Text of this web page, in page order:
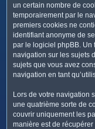
un certain nombre de
temporairement par le
premiers cookies ne
identifiant anonyme de
par le logiciel phpBB. Un
navigation sur les sujets
sujets que vous avez
navigation en tant
Lors de votre navigation
une quatrième sorte de
couvrir uniquement les
manière est de